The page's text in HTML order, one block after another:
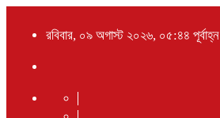
রবিবার, ০৯ অগাস্ট ২০২৬, ০৫:৪৪ পূর্বাহ্ন